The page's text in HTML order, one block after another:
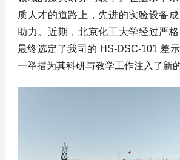
质人才的道路上，先进的实验设备
助力。近期，北京化工大学经过严格
最终选定了我司的 HS-DSC-101 差
一举措为其科研与教学工作注入了新